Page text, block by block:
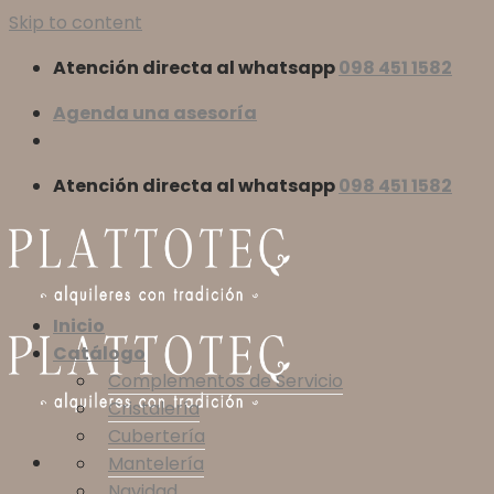
Skip to content
Atención directa al whatsapp098 451 1582
Agenda una asesoría
Atención directa al whatsapp098 451 1582
Inicio
Catálogo
Complementos de Servicio
Cristalería
Cubertería
Mantelería